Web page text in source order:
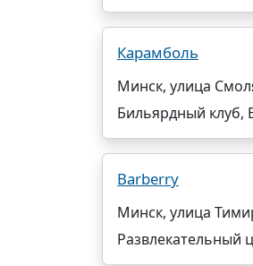
Карамболь
Минск, улица
Бильярдный клуб,
Barberry
Минск, улица
Развлекательный